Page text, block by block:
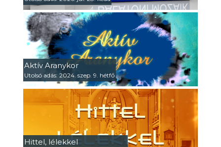
Aktív Aranykor
Utolsó adás: 2024. szep. 9. hétfő
Hittel, lélekkel